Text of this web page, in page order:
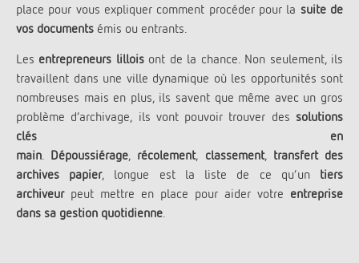
place pour vous expliquer comment procéder pour la suite de
vos documents émis ou entrants.
Les entrepreneurs lilloisont de la chance. Non seulement, ils
travaillent dans une ville dynamique où les opportunités sont
nombreuses mais en plus, ils savent que même avec un gros
problème d’archivage, ils vont pouvoir trouver des solutions
clés en
main. Dépoussiérage, récolement, classement, transfert des
archives papier, longue est la liste de ce qu’un tiers
archiveurpeut mettre en place pour aider votre entreprise
dans sa gestion quotidienne.